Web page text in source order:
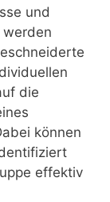
und
die
können
effektiv